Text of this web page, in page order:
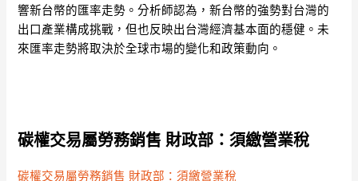
響新台幣的匯率走勢。分析師認為，新台幣的強勢對台灣的
出口產業構成挑戰，但也反映出台灣經濟基本面的穩健。未
來匯率走勢將取決於全球市場的變化和政策動向。
碳權交易屬勞務銷售 財政部：須繳營業稅
碳權交易屬勞務銷售 財政部：須繳營業稅